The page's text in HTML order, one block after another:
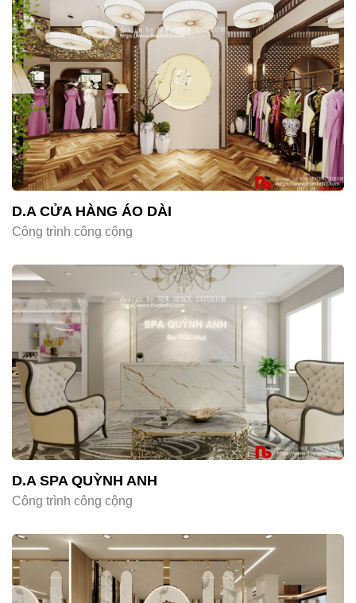
D.A CỬA HÀNG ÁO DÀI
Công trình công cộng
D.A SPA QUỲNH ANH
Công trình công cộng